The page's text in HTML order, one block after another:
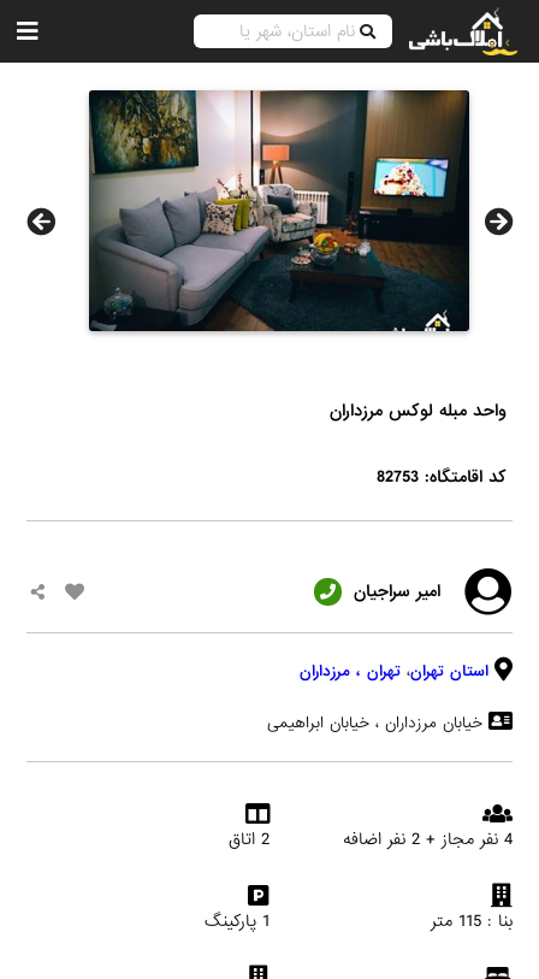
واحد مبله لوکس مرزداران
کد اقامتگاه: 82753
امير سراجيان
استان تهران، تهران ، مرزداران
خیابان مرزداران ، خیابان ابراهیمی
4 نفر مجاز + 2 نفر اضافه 2 اتاق
بنا : 115 متر 1 پارکینگ